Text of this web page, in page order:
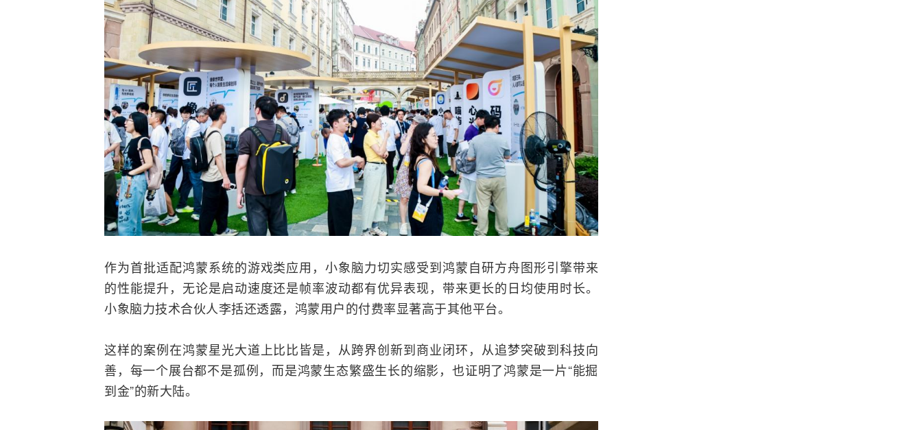
作为首批适配鸿蒙系统的游戏类应用，小象脑力切实感受到鸿蒙自研方舟图形引擎带来
的性能提升，无论是启动速度还是帧率波动都有优异表现，带来更长的日均使用时长。
小象脑力技术合伙人李括还透露，鸿蒙用户的付费率显著高于其他平台。
这样的案例在鸿蒙星光大道上比比皆是，从跨界创新到商业闭环，从追梦突破到科技向
善，每一个展台都不是孤例，而是鸿蒙生态繁盛生长的缩影，也证明了鸿蒙是一片“能掘
到金”的新大陆。